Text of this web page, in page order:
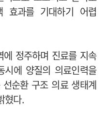
효과를 기대하기 어렵
정주하며 진료를 지속
에 양질의 의료인력을
순환 구조 의료 생태계
혔다.